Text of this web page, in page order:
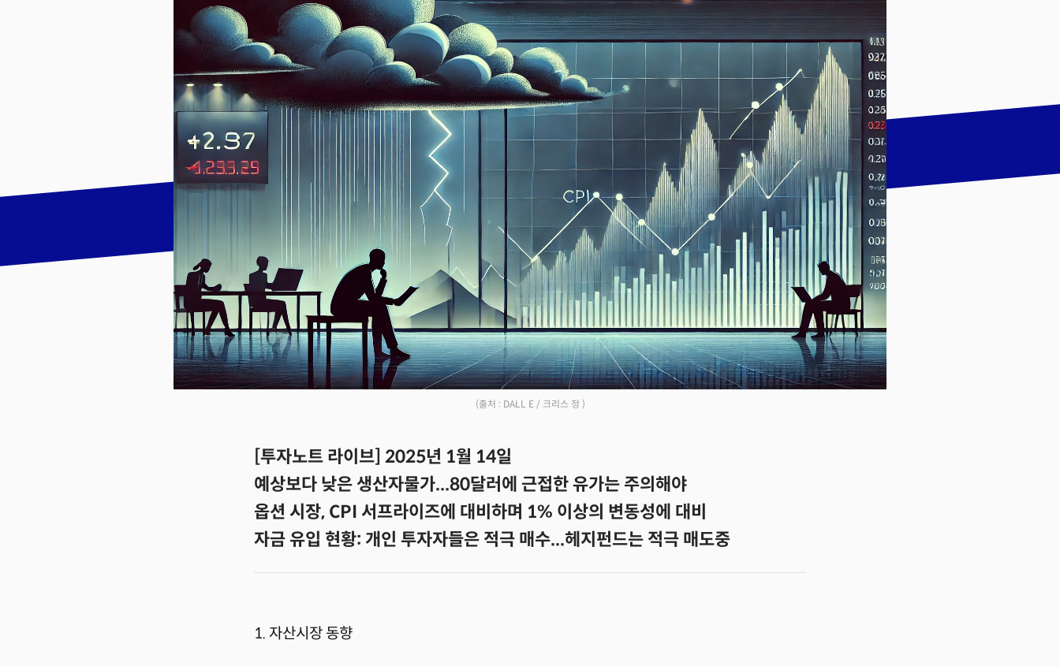
(출처 : DALL E / 크리스 정 )
[투자노트 라이브] 2025년 1월 14일
예상보다 낮은 생산자물가...80달러에 근접한 유가는 주의해야
옵션 시장, CPI 서프라이즈에 대비하며 1% 이상의 변동성에 대비
자금 유입 현황: 개인 투자자들은 적극 매수...헤지펀드는 적극 매도중
1. 자산시장 동향